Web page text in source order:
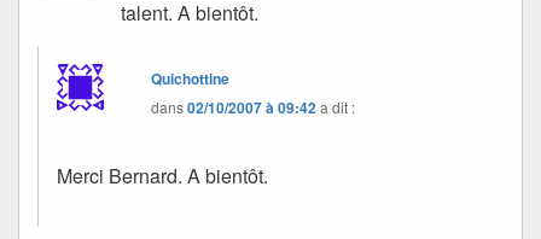
talent. A bientôt.
Quichottine
dans02/10/2007 à 09:42a dit :
Merci Bernard. A bientôt.